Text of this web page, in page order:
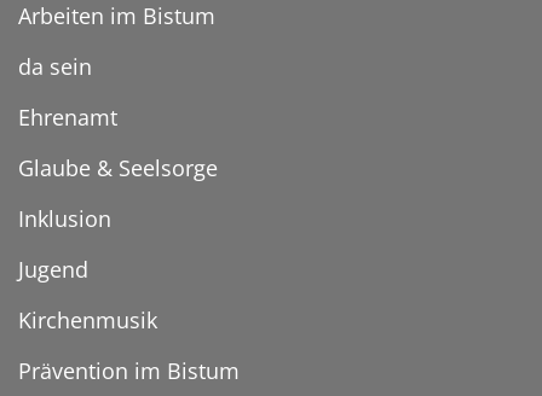
Arbeiten im Bistum
da sein
Ehrenamt
Glaube & Seelsorge
Inklusion
Jugend
Kirchenmusik
Prävention im Bistum